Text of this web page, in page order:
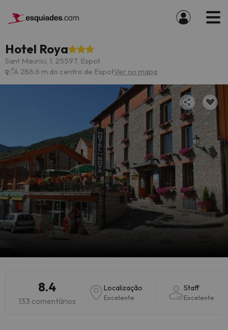
Hotel Roya
Sant Maurici, 1, 25597, Espot
A 286.6 m do centro de EspotVer no mapa
8.4
133 comentários
Localização
Excelente
Staff
Excelente